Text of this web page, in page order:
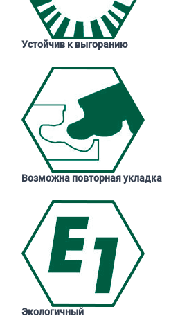
Устойчив к выгоранию
Возможна повторная укладка
Экологичный